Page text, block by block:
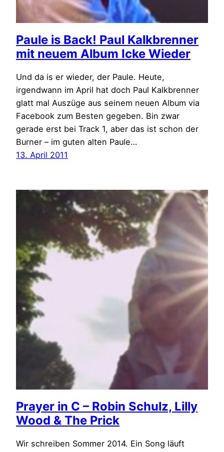
Paule is Back! Paul Kalkbrenner
mit neuem Album Icke Wieder
Und da is er wieder, der Paule. Heute,
irgendwann im April hat doch Paul Kalkbrenner
glatt mal Auszüge aus seinem neuen Album via
Facebook zum Besten gegeben. Bin zwar
gerade erst bei Track 1, aber das ist schon der
Burner – im guten alten Paule…
13. April 2011
Prayer in C – Robin Schulz, Lilly
Wood & The Prick
Wir schreiben Sommer 2014. Ein Song läuft